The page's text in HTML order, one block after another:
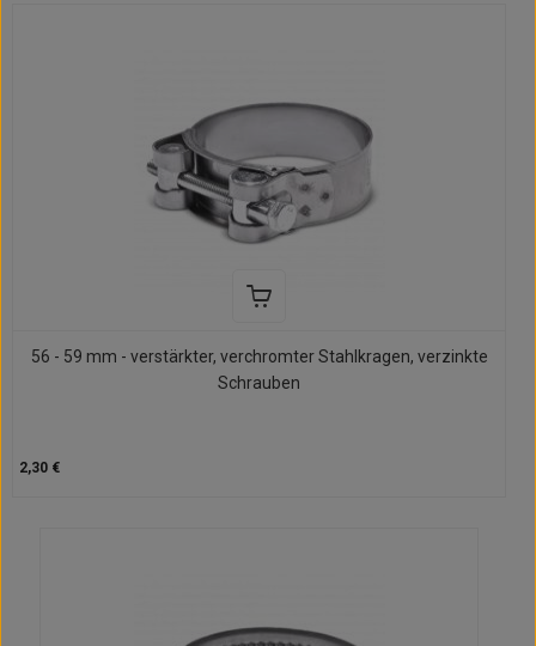
56 - 59 mm - verstärkter, verchromter Stahlkragen, verzinkte
Schrauben
2,30 €